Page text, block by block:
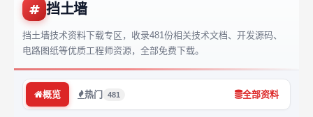
挡土墙
挡土墙技术资料下载专区，收录481份相关技术文档、开发源码、
电路图纸等优质工程师资源，全部免费下载。
概览 热门 481 全部资料